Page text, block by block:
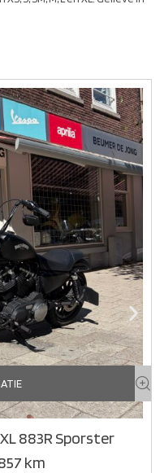
883R Sporster
km